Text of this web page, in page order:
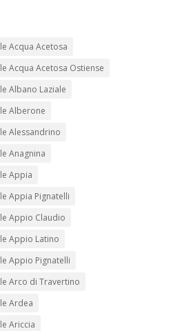
Acqua Acetosa
Acqua Acetosa Ostiense
Albano Laziale
Alberone
Alessandrino
Anagnina
Appia
Appia Pignatelli
Appio Claudio
Appio Latino
Appio Pignatelli
Arco di Travertino
Ardea
Ariccia